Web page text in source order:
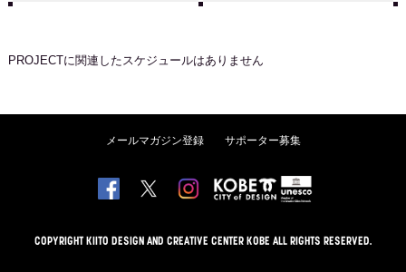
PROJECTに関連したスケジュールはありません
メールマガジン登録 サポーター募集
COPYRIGHT KIITO DESIGN AND CREATIVE CENTER KOBE ALL RIGHTS RESERVED.